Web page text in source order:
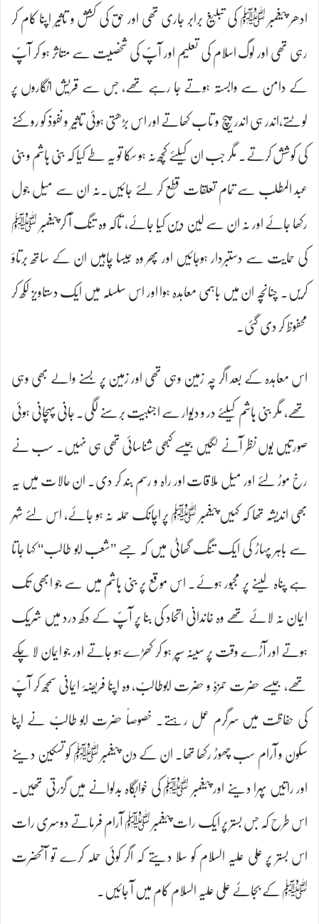
ادھر پیغمبر ﷺ کی تبلیغ برابر جاری تھی اور حق کی کشش و تاثیر اپنا کام کر
رہی تھی اور لوگ اسلام کی تعلیم اور آپؐ کی شخصیت سے متاثر ہو کر آپؐ
کے دامن سے وابستہ ہوتے جا رہے تھے، جس سے قریش انگاروں پر
لوٹتے،اندر ہی اندر پیچ و تاب کھاتے اور اس بڑھتی ہوئی تاثیر و نفوذ کو روکنے
کی کوشش کرتے۔ مگر جب ان کیلئے کچھ نہ ہو سکا تو یہ طے کیا کہ بنی ہاشم و بنی
عبد المطلب سے تمام تعلقات قطع کر لئے جائیں۔نہ ان سے میل جول
رکھا جائے اور نہ ان سے لین دین کیا جائے، تاکہ وہ تنگ آ کر پیغمبر ﷺ
کی حمایت سے دستبردار ہوجائیں اور پھر وہ جیسا چاہیں ان کے ساتھ برتاؤ
کریں۔ چنانچہ ان میں باہمی معاہدہ ہوا اور اس سلسلہ میں ایک دستاویز لکھ کر
محفوظ کر دی گئی۔
اس معاہدہ کے بعد اگر چہ زمین وہی تھی اور زمین پر بسنے والے بھی وہی
تھے، مگر بنی ہاشم کیلئے در و دیوار سے اجنبیت برسنے لگی۔ جانی پہچانی ہوئی
صورتیں یوں نظر آنے لگیں جیسے کبھی شناسائی تھی ہی نہیں۔ سب نے
رخ موڑ لئے اور میل ملاقات اور راہ و رسم بند کر دی۔ ان حالات میں یہ
بھی اندیشہ تھا کہ کہیں پیغمبر ﷺ پر اچانک حملہ نہ ہو جائے، اس لئے شہر
سے باہر پہاڑ کی ایک تنگ گھاٹی میں کہ جسے ’’شعب ابو طالب‘‘ کہا جاتا
ہے پناہ لینے پر مجبور ہوئے۔ اس موقع پر بنی ہاشم میں سے جو ابھی تک
ایمان نہ لائے تھے وہ خاندانی اتحاد کی بنا پر آپؐ کے دکھ درد میں شریک
ہوتے اور آڑے وقت پر سینہ سپر ہو کر کھڑے ہو جاتے اور جو ایمان لا چکے
تھے، جیسے حضرت حمزہؑ و حضرت ابوطالبؑ، وہ اپنا فریضۂ ایمانی سمجھ کر آپؐ
کی حفاظت میں سرگرم عمل رہتے۔ خصوصاً حضرت ابو طالبؑ نے اپنا
سکون و آرام سب چھوڑ رکھا تھا۔ ان کے دن پیغمبر ﷺ کو تسکین دینے
اور راتیں پہرا دینے اور پیغمبر ﷺ کی خوابگاہ بدلوانے میں گزرتی تھیں۔
اس طرح کہ جس بستر پر ایک رات پیغمبر ﷺ آرام فرماتے دوسری رات
اس بستر پر علی علیہ السلام کو سلا دیتے کہ اگر کوئی حملہ کرے تو آنحضرت
ﷺ کے بجائے علی علیہ السلام کام میں آ جائیں۔